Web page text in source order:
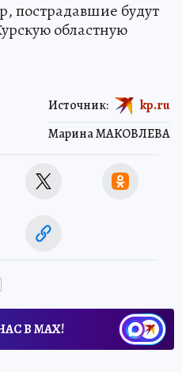
пострадавшие будут
областную
Марина МАКОВЛЕВА
Источник: kp.ru
В МАХ!